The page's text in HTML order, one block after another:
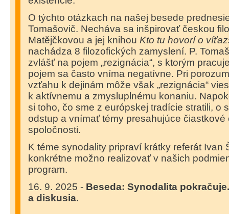
O týchto otázkach na našej besede
Tomašovič. Necháva sa inšpirovať českou
Matějčkovou a jej knihou Kto tu hovorí o
nachádza 8 filozofických zamyslení. P.
zvlášť na pojem „rezignácia“, s ktorým
pojem sa často vníma negatívne. Pri
vzťahu k dejinám môže však „rezignácia“
k aktívnemu a zmysluplnému konaniu.
si toho, čo sme z európskej tradície stratili, o
odstup a vnímať témy presahujúce čiastkové
spoločnosti.
K téme synodality pripraví krátky referát Ivan
konkrétne možno realizovať v našich
program.
16. 9. 2025 - Beseda: Synodalita
a diskusia.